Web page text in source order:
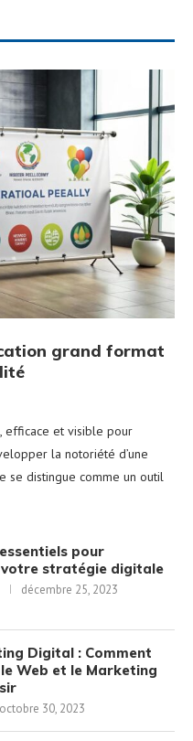
grand format
efficace et visible pour
la notoriété d’une
se distingue comme un outil
pour
stratégie digitale
décembre 25, 2023
Digital : Comment
Web et le Marketing
octobre 30, 2023